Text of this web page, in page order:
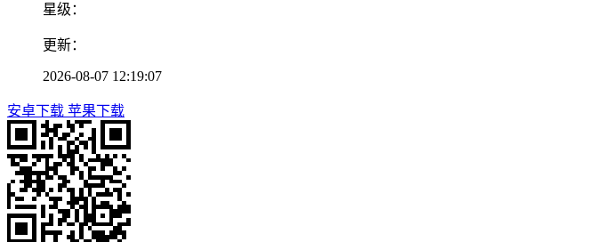
星级：
更新：
2026-08-07 12:19:07
安卓下载 苹果下载